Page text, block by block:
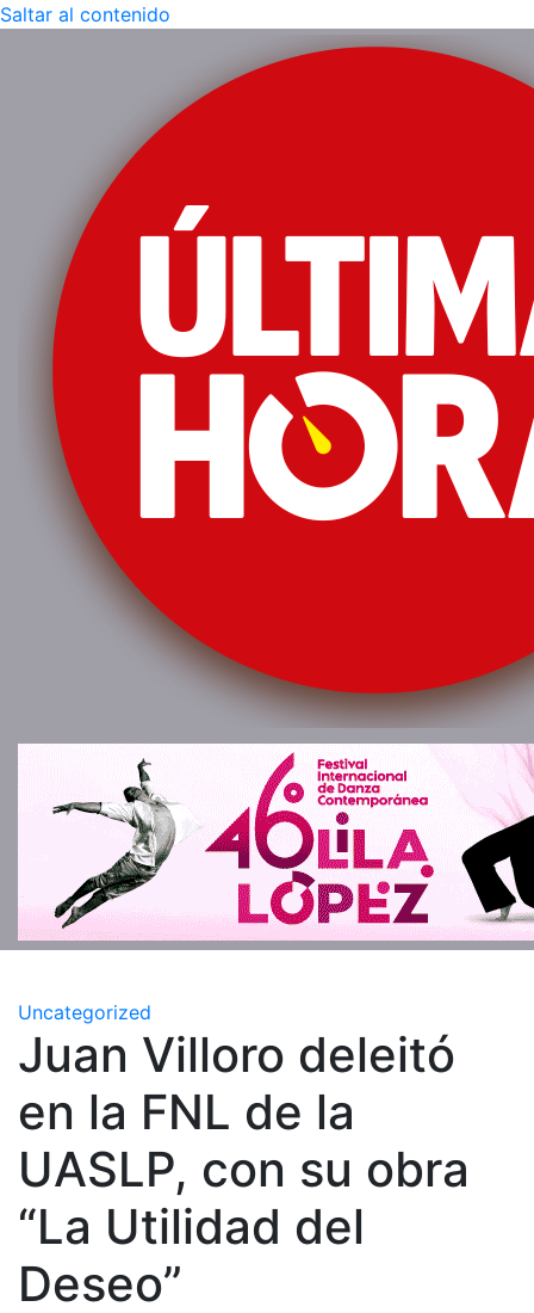
Saltar al contenido
Uncategorized
Juan Villoro deleitó
en la FNL de la
UASLP, con su obra
“La Utilidad del
Deseo”